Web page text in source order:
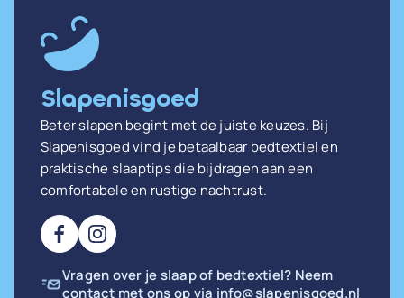
Slapenisgoed
Beter slapen begint met de juiste keuzes. Bij
Slapenisgoed vind je betaalbaar bedtextiel en
praktische slaaptips die bijdragen aan een
comfortabele en rustige nachtrust.
Vragen over je slaap of bedtextiel? Neem
contact met ons op via info@slapenisgoed.nl